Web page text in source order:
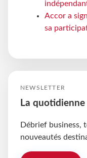
Accor a
sa
NEWSLETTER
La
Débrief business,
nouveautés